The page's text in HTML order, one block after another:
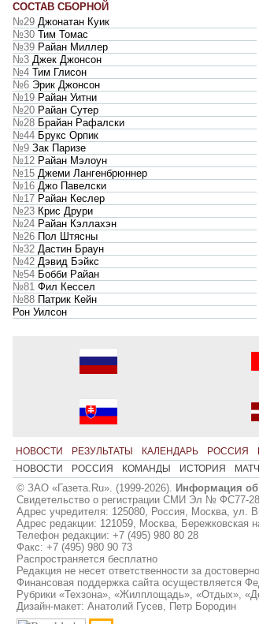
СОСТАВ СБОРНОЙ
№29 Джонатан Куик
№30 Тим Томас
№39 Райан Миллер
№3 Джек Джонсон
№4 Тим Глисон
№6 Эрик Джонсон
№19 Райан Уитни
№20 Райан Сутер
№28 Брайан Рафалски
№44 Брукс Орпик
№9 Зак Паризе
№12 Райан Мэлоун
№15 Джеми Лангенбрюннер
№16 Джо Павелски
№17 Райан Кеслер
№23 Крис Друри
№24 Райан Кэллахэн
№26 Пол Штясны
№32 Дастин Браун
№42 Дэвид Бэйкс
№54 Бобби Райан
№81 Фил Кессел
№88 Патрик Кейн
Рон Уилсон
НОВОСТИ РЕЗУЛЬТАТЫ КАЛЕНДАРЬ РОССИЯ
НОВОСТИ
РОССИЯ КОМАНДЫ ИСТОРИЯ
© ЗАО «Газета.Ru». (1999-2026). Информация об
Свидетельство о регистрации СМИ Эл № ФС77-
Адрес учредителя: 125080, Россия, Москва, ул.
Адрес редакции: 121059, Москва, Бережковская
Телефон редакции: +7 (495) 980 80 28
Факс: +7 (495) 980 90 73
Распространяется бесплатно
Редакция не несет ответственности за
Финансовая поддержка сайта осуществляется
Рубрики «Техзона», «Жилплощадь», «Отдых»,
Дизайн-макет: Анатолий Гусев, Петр Бородин